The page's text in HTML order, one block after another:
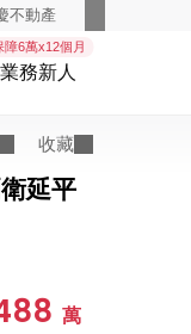
不動產
障6萬x12個月
業務新人
收藏
延平
萬